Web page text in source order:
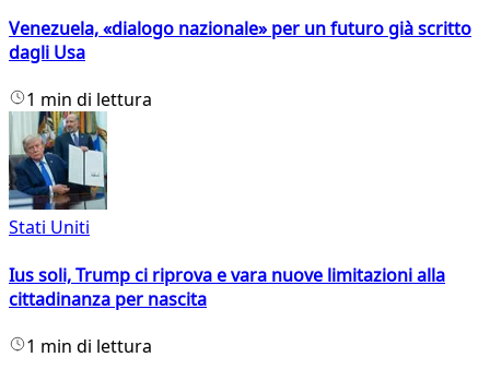
Venezuela, «dialogo nazionale» per un futuro già scritto
dagli Usa
1 min di lettura
Stati Uniti
Ius soli, Trump ci riprova e vara nuove limitazioni alla
cittadinanza per nascita
1 min di lettura